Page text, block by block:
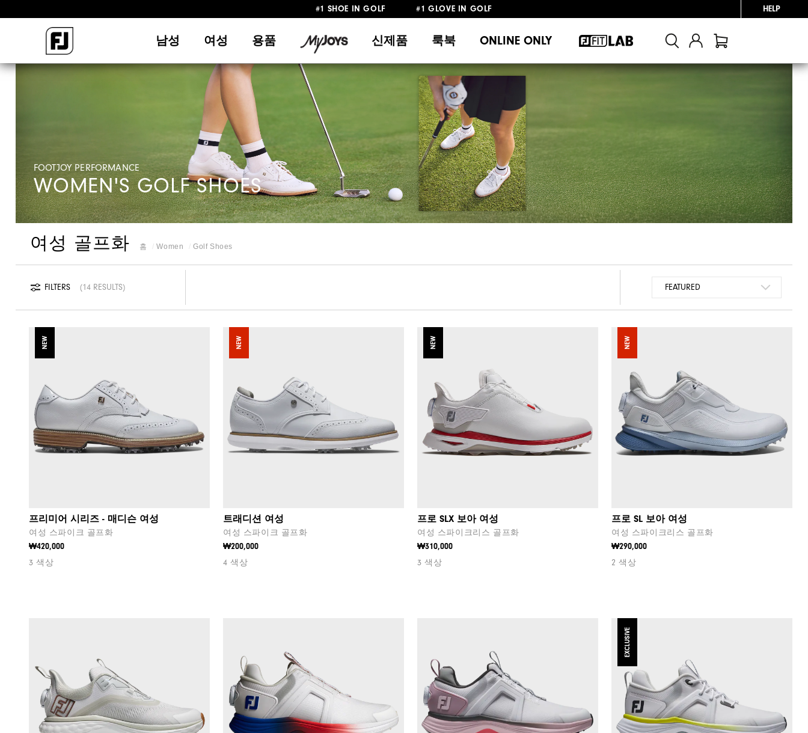
#1 SHOE IN GOLF #1 GLOVE IN GOLF HELP
남성 여성 용품 신제품 룩북 ONLINE ONLY
FOOTJOY PERFORMANCE
WOMEN'S GOLF SHOES
홈 Women Golf Shoes
여성 골프화
FILTERS 14 RESULTS
NEW
프리미어 시리즈 - 매디슨 여성
여성 스파이크 골프화
₩420,000
3 색상
NEW
트래디션 여성
여성 스파이크 골프화
₩200,000
4 색상
NEW
프로 SLX 보아 여성
여성 스파이크리스 골프화
₩310,000
3 색상
NEW
프로 SL 보아 여성
여성 스파이크리스 골프화
₩290,000
2 색상
EXCLUSIVE